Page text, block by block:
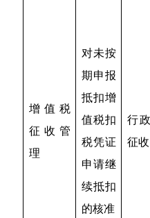
增值税
征收管
理
对未按
期申报
抵扣增
值税扣
税凭证
申请继
续抵扣
的核准
行
征收